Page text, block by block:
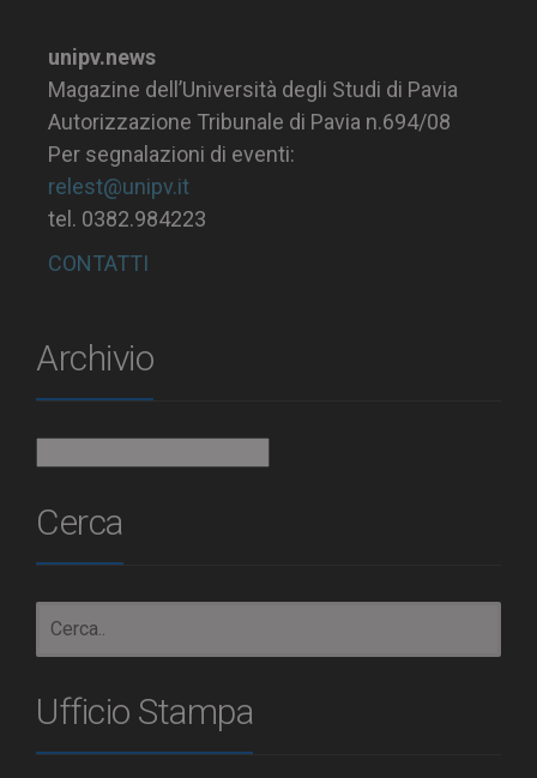
unipv.news
Magazine dell’Università degli Studi di Pavia
Autorizzazione Tribunale di Pavia n.694/08
Per segnalazioni di eventi:
relest@unipv.it
tel. 0382.984223
CONTATTI
Archivio
Cerca
Ufficio Stampa